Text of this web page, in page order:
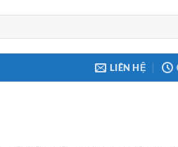
LIÊN HỆ